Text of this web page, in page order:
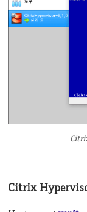
Citrix